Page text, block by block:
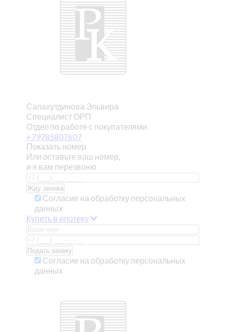
Салахутдинова Эльвира
Специалист ОРП
Отдел по работе с покупателями
+79785807607
Показать номер
Или оставьте ваш номер,
и я вам перезвоню
Согласие на обработку персональных
данных
Купить в ипотеку
Согласие на обработку персональных
данных